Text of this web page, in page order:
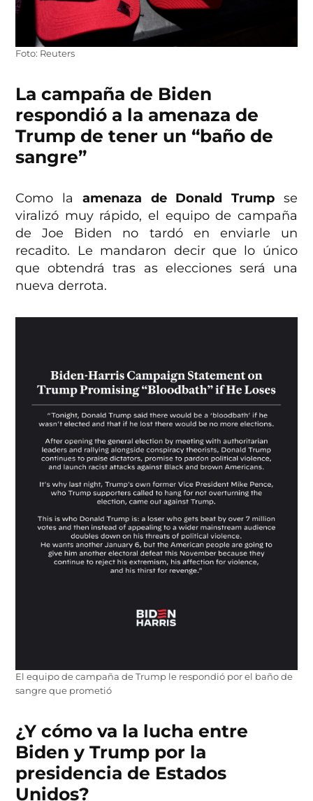
Foto: Reuters
La campaña de Biden
respondió a la amenaza de
Trump de tener un “baño de
sangre”
Como la amenaza de Donald Trumpse
viralizó muy rápido, el equipo de campaña
de Joe Biden no tardó en enviarle un
recadito. Le mandaron decir que lo único
que obtendrá tras as elecciones será una
nueva derrota.
El equipo de campaña de Trump le respondió por el baño de
sangre que prometió
¿Y cómo va la lucha entre
Biden y Trump por la
presidencia de Estados
Unidos?